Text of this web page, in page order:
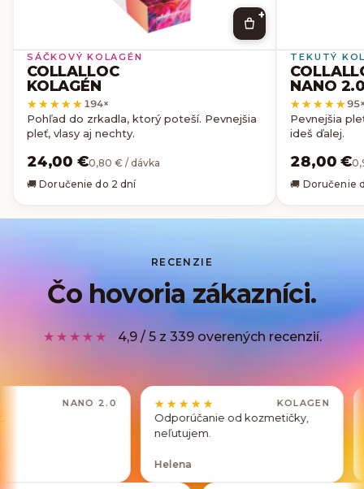
+
SÁČKOVÝ KOLAGÉN
COLLALLOC
KOLAGÉN
★★★★★
★★★★★ 194×
Pohľad do zrkadla, ktorý poteší. Pevnejšia
pleť, vlasy aj nechty.
24,00 €0,80 € / dávka
🚚 Doručenie do 2 dní
TEKUTÝ
NANO
★★★★★
★★★★★95
Pevnejšia
ideš ďalej.
28,00 €
🚚 Doručenie
RECENZIE
Čo hovoria zákazníci.
★★★★★ 4,9 / 5 z 339 overených recenzií.
★★★★★
★★★★★
Odporúčanie od kozmetičky,